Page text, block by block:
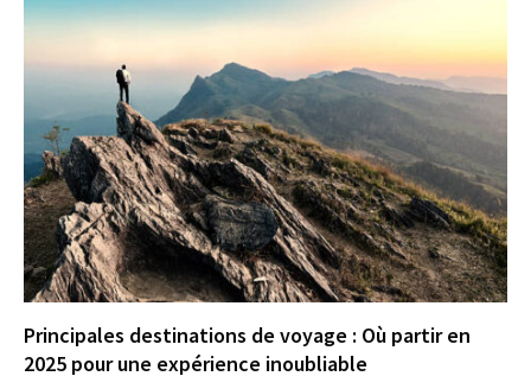
Principales destinations de voyage : Où partir en
2025 pour une expérience inoubliable